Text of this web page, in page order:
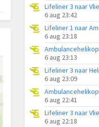
Lifeliner 3 naar
6 aug 23:42
Lifeliner 1 naar
6 aug 23:18
6 aug 23:13
Lifeliner 3 naar
6 aug 23:09
6 aug 22:41
Lifeliner 3 naar
6 aug 22:18